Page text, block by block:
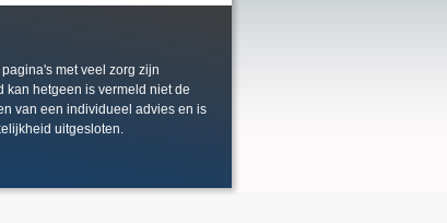
met veel zorg zijn
kan hetgeen is vermeld niet de
van een individueel advies en is
uitgesloten.